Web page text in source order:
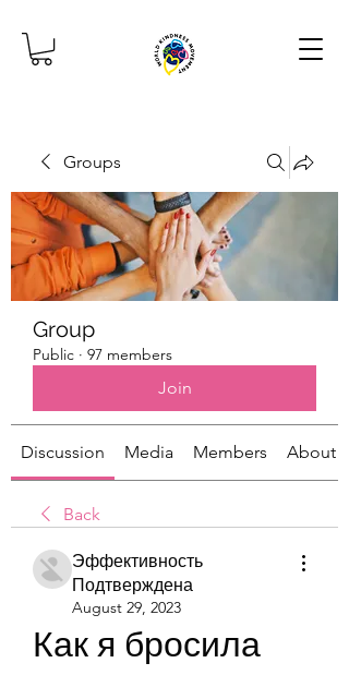
Groups
Group
Public · 97 members
Join
Discussion Media Members About
Back
Эффективность
Подтверждена
August 29, 2023
Как я бросила